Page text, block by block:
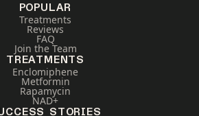
POPULAR
Treatments
Reviews
FAQ
Join the Team
TREATMENTS
Enclomiphene
Metformin
Rapamycin
NAD+
STORIES